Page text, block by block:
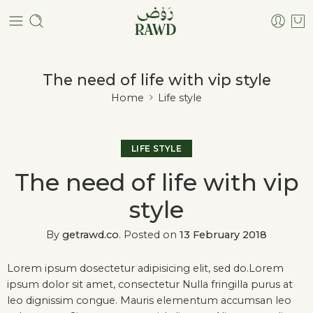
The need of life with vip style
Home Life style
LIFE STYLE
The need of life with vip
style
By getrawd.co. Posted on 13 February 2018
Lorem ipsum dosectetur adipisicing elit, sed do.Lorem
ipsum dolor sit amet, consectetur Nulla fringilla purus at
leo dignissim congue. Mauris elementum accumsan leo